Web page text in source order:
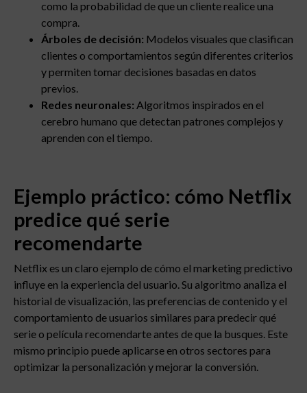
como la probabilidad de que un cliente realice una
compra.
Árboles de decisión: Modelos visuales que clasifican
clientes o comportamientos según diferentes criterios
y permiten tomar decisiones basadas en datos
previos.
Redes neuronales: Algoritmos inspirados en el
cerebro humano que detectan patrones complejos y
aprenden con el tiempo.
Ejemplo práctico: cómo Netflix
predice qué serie
recomendarte
Netflix es un claro ejemplo de cómo el marketing predictivo
influye en la experiencia del usuario. Su algoritmo analiza el
historial de visualización, las preferencias de contenido y el
comportamiento de usuarios similares para predecir qué
serie o película recomendarte antes de que la busques. Este
mismo principio puede aplicarse en otros sectores para
optimizar la personalización y mejorar la conversión.